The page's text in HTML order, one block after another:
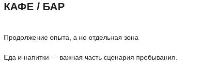
КАФЕ / БАР
Продолжение опыта, а не отдельная зона
Еда и напитки — важная часть сценария пребывания.